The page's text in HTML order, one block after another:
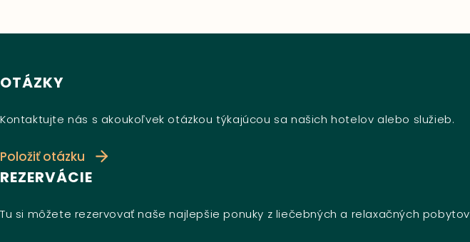
OTÁZKY
Kontaktujte nás s akoukoľvek otázkou týkajúcou sa našich hotelov alebo služieb.
Položiť otázku
REZERVÁCIE
Tu si môžete rezervovať naše najlepšie ponuky z liečebných a relaxačných pobytov